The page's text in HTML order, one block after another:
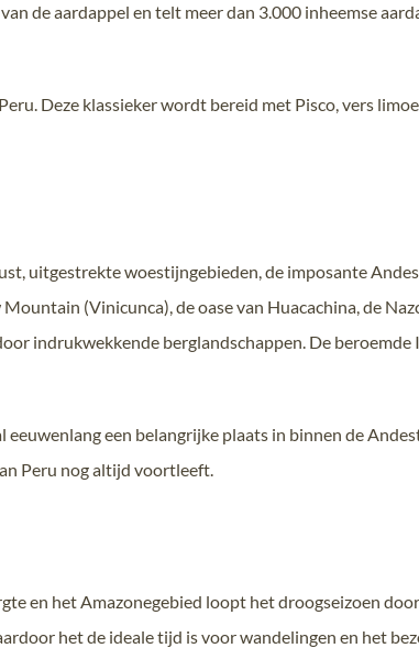
de aardappel en telt meer dan 3.000 inheemse
Deze klassieker wordt bereid met Pisco, vers
uitgestrekte woestijngebieden, de imposante
(Vinicunca), de oase van Huacachina, de
indrukwekkende berglandschappen. De beroemde
een belangrijke plaats in binnen de
Peru nog altijd voortleeft.
en het Amazonegebied loopt het droogseizoen
het de ideale tijd is voor wandelingen en het